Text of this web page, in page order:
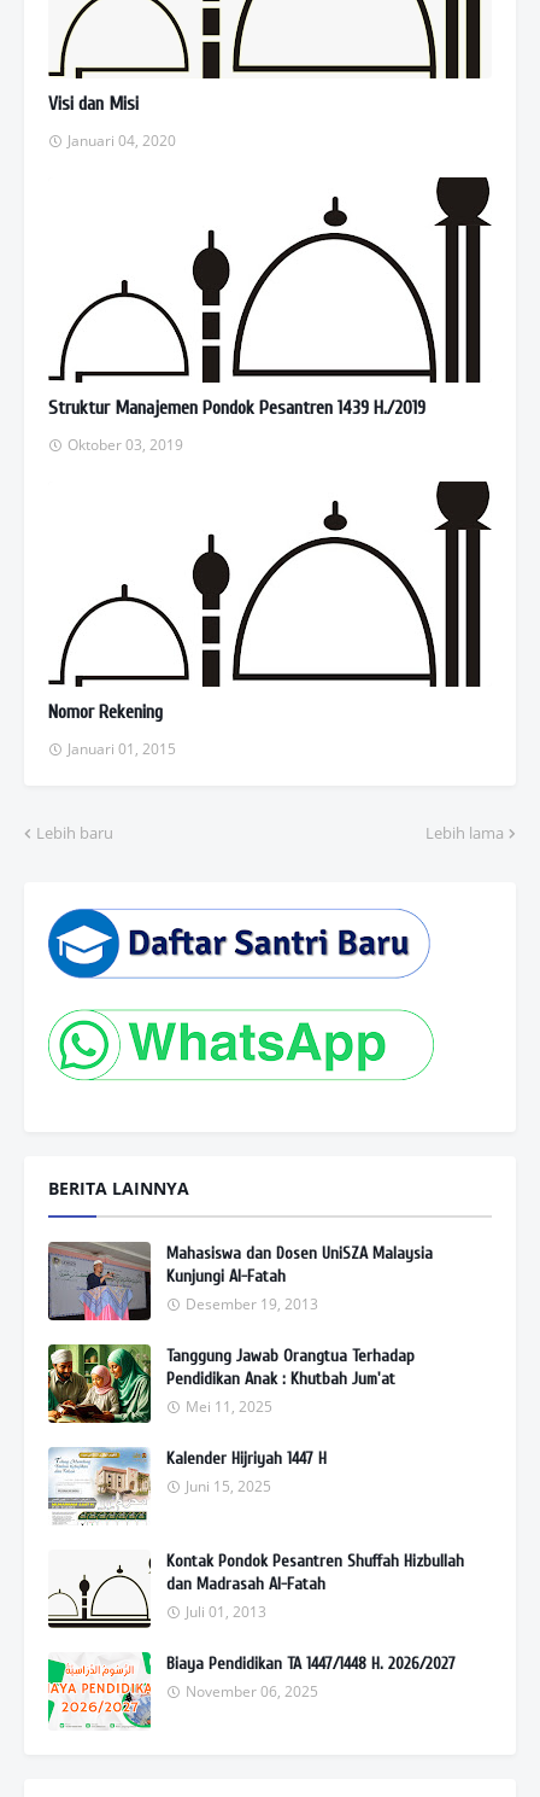
Visi dan Misi
Januari 04, 2020
Struktur Manajemen Pondok Pesantren 1439 H./2019
Oktober 03, 2019
Nomor Rekening
Januari 01, 2015
Lebih baru Lebih lama
BERITA LAINNYA
Mahasiswa dan Dosen UniSZA Malaysia
Kunjungi Al-Fatah
Desember 19, 2013
Tanggung Jawab Orangtua Terhadap
Pendidikan Anak : Khutbah Jum'at
Mei 11, 2025
Kalender Hijriyah 1447 H
Juni 15, 2025
Kontak Pondok Pesantren Shuffah Hizbullah
dan Madrasah Al-Fatah
Juli 01, 2013
Biaya Pendidikan TA 1447/1448 H. 2026/2027
November 06, 2025